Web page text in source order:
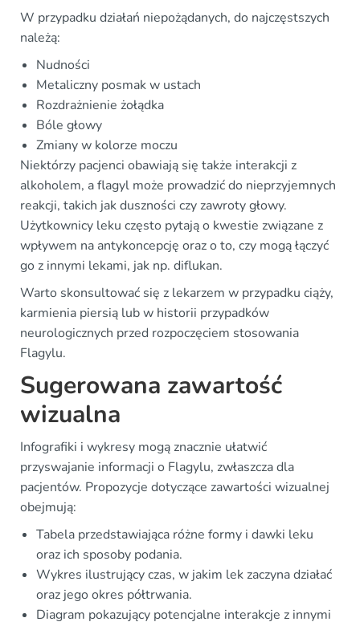
W przypadku działań niepożądanych, do najczęstszych
należą:
Nudności
Metaliczny posmak w ustach
Rozdrażnienie żołądka
Bóle głowy
Zmiany w kolorze moczu
Niektórzy pacjenci obawiają się także interakcji z
alkoholem, a flagyl może prowadzić do nieprzyjemnych
reakcji, takich jak duszności czy zawroty głowy.
Użytkownicy leku często pytają o kwestie związane z
wpływem na antykoncepcję oraz o to, czy mogą łączyć
go z innymi lekami, jak np. diflukan.
Warto skonsultować się z lekarzem w przypadku ciąży,
karmienia piersią lub w historii przypadków
neurologicznych przed rozpoczęciem stosowania
Flagylu.
Sugerowana zawartość
wizualna
Infografiki i wykresy mogą znacznie ułatwić
przyswajanie informacji o Flagylu, zwłaszcza dla
pacjentów. Propozycje dotyczące zawartości wizualnej
obejmują:
Tabela przedstawiająca różne formy i dawki leku
oraz ich sposoby podania.
Wykres ilustrujący czas, w jakim lek zaczyna działać
oraz jego okres półtrwania.
Diagram pokazujący potencjalne interakcje z innymi